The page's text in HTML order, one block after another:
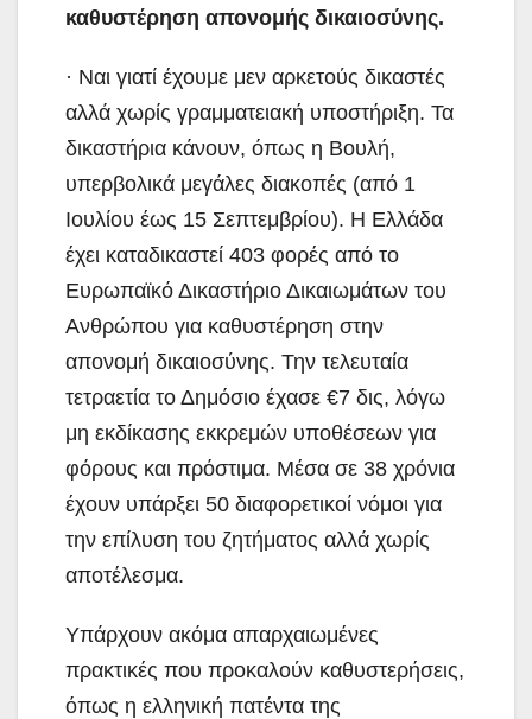
καθυστέρηση απονομής δικαιοσύνης.
· Ναι γιατί έχουμε μεν αρκετούς δικαστές
αλλά χωρίς γραμματειακή υποστήριξη. Τα
δικαστήρια κάνουν, όπως η Βουλή,
υπερβολικά μεγάλες διακοπές (από 1
Ιουλίου έως 15 Σεπτεμβρίου). Η Ελλάδα
έχει καταδικαστεί 403 φορές από το
Ευρωπαϊκό Δικαστήριο Δικαιωμάτων του
Ανθρώπου για καθυστέρηση στην
απονομή δικαιοσύνης. Την τελευταία
τετραετία το Δημόσιο έχασε €7 δις, λόγω
μη εκδίκασης εκκρεμών υποθέσεων για
φόρους και πρόστιμα. Μέσα σε 38 χρόνια
έχουν υπάρξει 50 διαφορετικοί νόμοι για
την επίλυση του ζητήματος αλλά χωρίς
αποτέλεσμα.
Υπάρχουν ακόμα απαρχαιωμένες
πρακτικές που προκαλούν καθυστερήσεις,
όπως η ελληνική πατέντα της